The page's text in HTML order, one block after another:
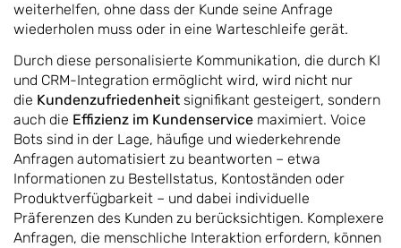
weiterhelfen, ohne dass der Kunde seine Anfrage
wiederholen muss oder in eine Warteschleife gerät.
Durch diese personalisierte Kommunikation, die durch KI
und CRM-Integration ermöglicht wird, wird nicht nur
die Kundenzufriedenheit signifikant gesteigert, sondern
auch die Effizienz im Kundenservice maximiert. Voice
Bots sind in der Lage, häufige und wiederkehrende
Anfragen automatisiert zu beantworten – etwa
Informationen zu Bestellstatus, Kontoständen oder
Produktverfügbarkeit – und dabei individuelle
Präferenzen des Kunden zu berücksichtigen. Komplexere
Anfragen, die menschliche Interaktion erfordern, können